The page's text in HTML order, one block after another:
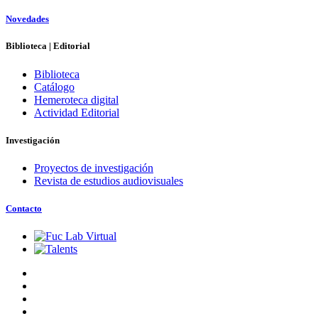
Novedades
Biblioteca | Editorial
Biblioteca
Catálogo
Hemeroteca digital
Actividad Editorial
Investigación
Proyectos de investigación
Revista de estudios audiovisuales
Contacto